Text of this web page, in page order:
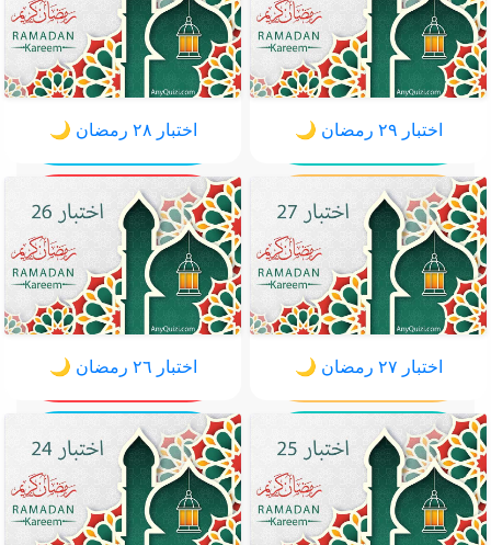
اختبار ٢٩ رمضان 🌙 اختبار ٢٨ رمضان 🌙
اختبار ٢٧ رمضان 🌙 اختبار ٢٦ رمضان 🌙